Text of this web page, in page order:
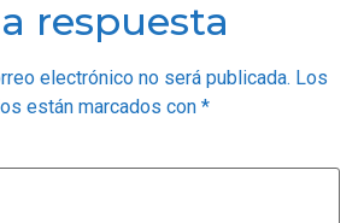
respuesta
electrónico no será publicada. Los
están marcados con *